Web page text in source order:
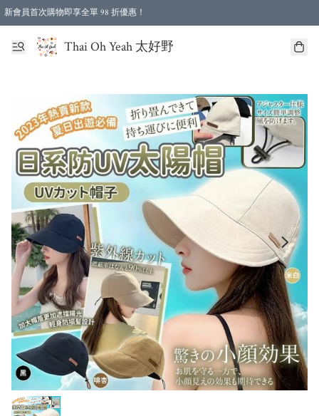
新會員首次購物即享全單 98 折優惠！
特選會員可享全單低至 96 折優惠！
Thai Oh Yeah 太好野